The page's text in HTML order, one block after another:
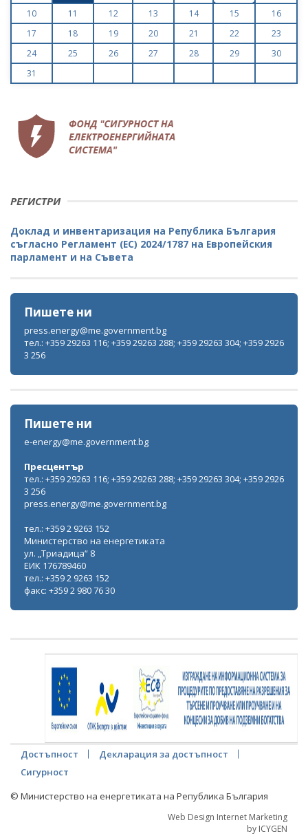
10
11 12 13 14 15
16
17
18 19 20 21 22
23
24
25 26 27 28 29
30
31
РЕГИСТРИ
Доклад и инвентаризация на Република България
съгласно Регламент (ЕС) 2024/1787 на Европейския
парламент и на Съвета
Пишете ни
press.energy@me.government.bg
тел.: +359 29263 116; +359 29263 288; +359 29263 304; +359 2926
3 256
Пишете ни
e-energy@me.government.bg
Пресцентър
тел.: +359 29263 116; +359 29263 288; +359 29263 304; +359 2926
3 256
press.energy@me.government.bg
тел.: +359 2 9263 152
Министерство на енергетиката
ул. „Триадица“ 8
ЕИК 176789460
тел.: +359 2 9263 152
факс: +359 2 980 76 30
Достъпност
Декларация за достъпност
Сигурност
© Министерство на енергетиката на Република България
Web Design Internet Marketing
by ICYGEN